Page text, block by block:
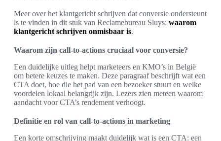
Meer over het klantgericht schrijven dat conversie ondersteunt
is te vinden in dit stuk van Reclamebureau Sluys: waarom
klantgericht schrijven onmisbaar is.
Waarom zijn call-to-actions cruciaal voor conversie?
Een duidelijke uitleg helpt marketeers en KMO’s in België
om betere keuzes te maken. Deze paragraaf beschrijft wat een
CTA doet, hoe die het pad van een bezoeker stuurt en welke
voordelen lokaal belangrijk zijn. Lezers zien meteen waarom
aandacht voor CTA’s rendement verhoogt.
Definitie en rol van call-to-actions in marketing
Een korte omschrijving maakt duidelijk wat is een CTA: een